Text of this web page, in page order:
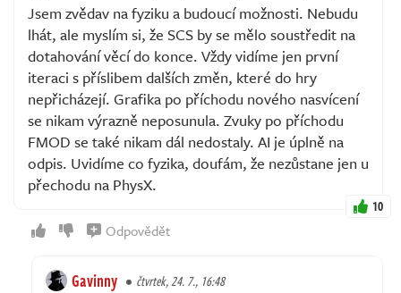
Jsem zvědav na fyziku a budoucí možnosti. Nebudu
lhát, ale myslím si, že SCS by se mělo soustředit na
dotahování věcí do konce. Vždy vidíme jen první
iteraci s příslibem dalších změn, které do hry
nepřicházejí. Grafika po příchodu nového nasvícení
se nikam výrazně neposunula. Zvuky po příchodu
FMOD se také nikam dál nedostaly. AI je úplně na
odpis. Uvidíme co fyzika, doufám, že nezůstane jen u
přechodu na PhysX.
10
Odpovědět
Gavinny čtvrtek, 24. 7., 16:48